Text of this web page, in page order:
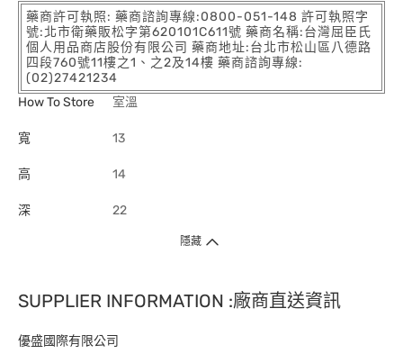
藥商許可執照: 藥商諮詢專線:0800-051-148 許可執照字
號:北市衛藥販松字第620101C611號 藥商名稱:台灣屈臣氏
個人用品商店股份有限公司 藥商地址:台北市松山區八德路
四段760號11樓之1、之2及14樓 藥商諮詢專線:
(02)27421234
How To Store
室溫
寬 13
高 14
深 22
隱藏
SUPPLIER INFORMATION :廠商直送資訊
優盛國際有限公司